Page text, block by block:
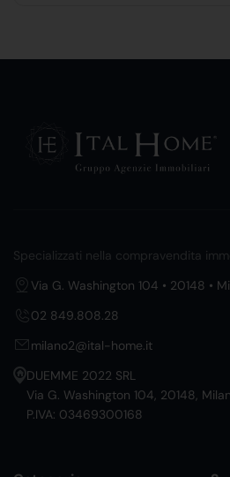
Specializzati nella compravendita
Via G. Washington 104 • 20148 •
02 849.808.28
milano2@ital-home.it
DUEMME 2022 SRL
Via G. Washington 104, 20148,
P.IVA: 03469300168